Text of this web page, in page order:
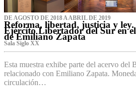
DE AGOSTO DE 2018 A ABRIL DE 2019
Reforma, libertad, justicia y
Ejército Libertador del Sur en
de Emiliano Zapata
Sala Siglo XX
Esta muestra exhibe parte del acervo del
relacionado con Emiliano Zapata.
circulación…